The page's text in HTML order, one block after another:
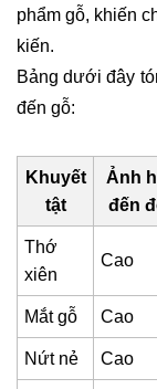
phẩm gỗ, khiến
kiến.
Bảng dưới đây
đến gỗ:
Khuyết
tật
Ảnh
đến
Thớ
xiên
Cao
Mắt gỗ Cao
Nứt nẻ Cao